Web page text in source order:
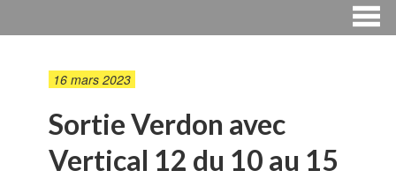
16 mars 2023
Sortie Verdon avec
Vertical 12 du 10 au 15